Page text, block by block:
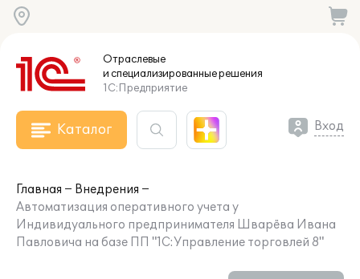
Отраслевые
и специализированныерешения
1С:Предприятие
Каталог Вход
Главная
Внедрения
Автоматизация оперативного учета у
Индивидуального предпринимателя Шварёва Ивана
Павловича на базе ПП "1С:Управление торговлей 8"